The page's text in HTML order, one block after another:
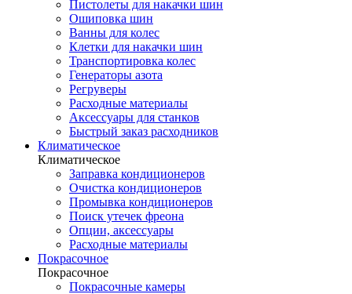
Пистолеты для накачки шин
Ошиповка шин
Ванны для колес
Клетки для накачки шин
Транспортировка колес
Генераторы азота
Регруверы
Расходные материалы
Аксессуары для станков
Быстрый заказ расходников
Климатическое
Климатическое
Заправка кондиционеров
Очистка кондиционеров
Промывка кондиционеров
Поиск утечек фреона
Опции, аксессуары
Расходные материалы
Покрасочное
Покрасочное
Покрасочные камеры